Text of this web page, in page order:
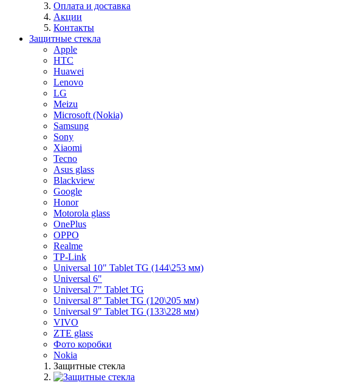
Оплата и доставка
Акции
Контакты
Защитные стекла
Apple
HTC
Huawei
Lenovo
LG
Meizu
Microsoft (Nokia)
Samsung
Sony
Xiaomi
Tecno
Asus glass
Blackview
Google
Honor
Motorola glass
OnePlus
OPPO
Realme
TP-Link
Universal 10" Tablet TG (144\253 мм)
Universal 6"
Universal 7" Tablet TG
Universal 8" Tablet TG (120\205 мм)
Universal 9" Tablet TG (133\228 мм)
VIVO
ZTE glass
Фото коробки
Nokia
Защитные стекла